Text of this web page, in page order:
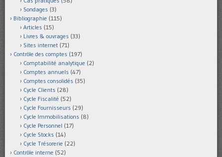
Sondages (3)
Bibliographie (115)
Articles (15)
Livres & ouvrages (33)
Sites internet (71)
Contrôle des comptes (197)
Comptabilité analytique (2)
Comptes annuels (47)
Comptes consolidés (35)
Cycle Clients (28)
Cycle Fiscalité (52)
Cycle Fournisseurs (29)
Cycle Immobilisations (8)
Cycle Personnel (17)
Cycle Stocks (14)
Cycle Trésorerie (22)
Contrôle interne (52)